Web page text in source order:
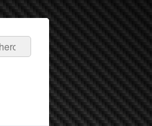
: